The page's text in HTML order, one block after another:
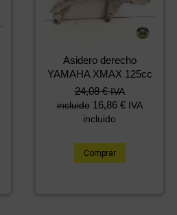
Asidero derecho
YAMAHA XMAX 125cc
24,08€ IVA
incluido 16,86 € IVA
incluido
Comprar